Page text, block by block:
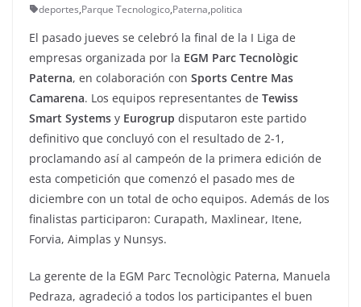
deportes,Parque Tecnologico,Paterna,politica
El pasado jueves se celebró la final de la I Liga de
empresas organizada por la EGM Parc Tecnològic
Paterna, en colaboración con Sports Centre Mas
Camarena. Los equipos representantes de Tewiss
Smart Systems y Eurogrup disputaron este partido
definitivo que concluyó con el resultado de 2-1,
proclamando así al campeón de la primera edición de
esta competición que comenzó el pasado mes de
diciembre con un total de ocho equipos. Además de los
finalistas participaron: Curapath, Maxlinear, Itene,
Forvia, Aimplas y Nunsys.
La gerente de la EGM Parc Tecnològic Paterna, Manuela
Pedraza, agradeció a todos los participantes el buen